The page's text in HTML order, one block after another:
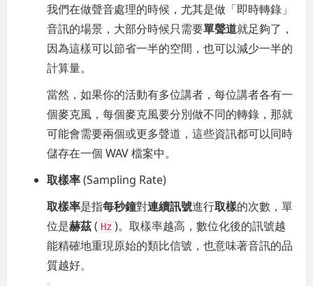
我們在做聲音處理的時候，尤其是做「即時轉錄」
音訊的場景，大部分時候只需要單聲道就足夠了，
因為這樣可以節省一半的空間，也可以減少一半的
計算量。
當然，如果你的活動有多位講者，每位講者各有一
個麥克風，每個麥克風要分別做不同的轉錄，那就
可能會需要兩個或更多聲道，這些資訊都可以同時
儲存在一個 WAV 檔案中。
取樣率(Sampling Rate)
取樣率是指每秒鐘對連續訊號進行取樣的次數，單
位是赫茲( Hz )。取樣率越高，數位化後的訊號越
能精確地重現原始的類比信號，也意味著音訊的品
質越好。